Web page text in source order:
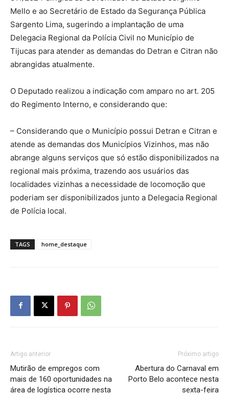
Mello e ao Secretário de Estado da Segurança Pública
Sargento Lima, sugerindo a implantação de uma
Delegacia Regional da Polícia Civil no Município de
Tijucas para atender as demandas do Detran e Citran não
abrangidas atualmente.
O Deputado realizou a indicação com amparo no art. 205
do Regimento Interno, e considerando que:
– Considerando que o Município possui Detran e Citran e
atende as demandas dos Municípios Vizinhos, mas não
abrange alguns serviços que só estão disponibilizados na
regional mais próxima, trazendo aos usuários das
localidades vizinhas a necessidade de locomoção que
poderiam ser disponibilizados junto a Delegacia Regional
de Polícia local.
TAGS home_destaque
Artigo anterior
Mutirão de empregos com
mais de 160 oportunidades na
área de logística ocorre nesta
Próximo artigo
Abertura do Carnaval em
Porto Belo acontece nesta
sexta-feira